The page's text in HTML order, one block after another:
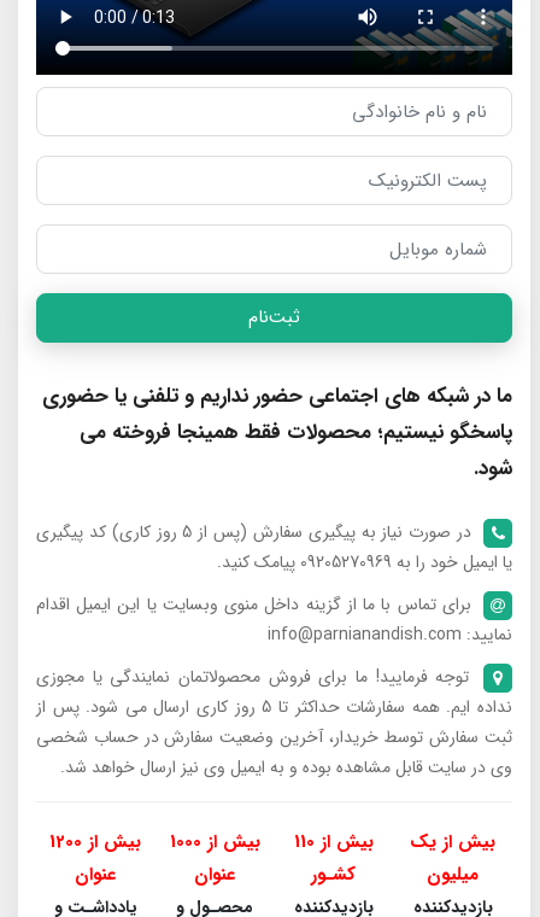
ثبت‌نام
ما در شبکه های اجتماعی حضور نداریم و تلفنی یا حضوری
پاسخگو نیستیم؛ محصولات فقط همینجا فروخته می
شود.
در صورت نیاز به پیگیری سفارش (پس از 5 روز کاری) کد پیگیری
یا ایمیل خود را به 09205270969 پیامک کنید.
برای تماس با ما از گزینه داخل منوی وبسایت یا این ایمیل اقدام
نمایید: info@parnianandish.com
توجه فرمایید! ما برای فروش محصولاتمان نمایندگی یا مجوزی
نداده ایم. همه سفارشات حداکثر تا 5 روز کاری ارسال می شود. پس از
ثبت سفارش توسط خریدار، آخرین وضعیت سفارش در حساب شخصی
وی در سایت قابل مشاهده بوده و به ایمیل وی نیز ارسال خواهد شد.
بیش از یک
میلیون
بازدیدکننده
بیش از 110
کشـور
بازدیدکننده
بیش از 1000
عنوان
محصـول و
بیش از 1200
عنوان
یادداشـت و